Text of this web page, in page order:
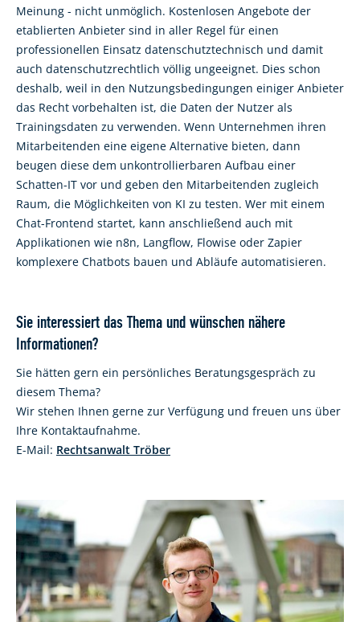
Meinung - nicht unmöglich. Kostenlosen Angebote der
etablierten Anbieter sind in aller Regel für einen
professionellen Einsatz datenschutztechnisch und damit
auch datenschutzrechtlich völlig ungeeignet. Dies schon
deshalb, weil in den Nutzungsbedingungen einiger Anbieter
das Recht vorbehalten ist, die Daten der Nutzer als
Trainingsdaten zu verwenden. Wenn Unternehmen ihren
Mitarbeitenden eine eigene Alternative bieten, dann
beugen diese dem unkontrollierbaren Aufbau einer
Schatten-IT vor und geben den Mitarbeitenden zugleich
Raum, die Möglichkeiten von KI zu testen. Wer mit einem
Chat-Frontend startet, kann anschließend auch mit
Applikationen wie n8n, Langflow, Flowise oder Zapier
komplexere Chatbots bauen und Abläufe automatisieren.
Sie interessiert das Thema und wünschen nähere
Informationen?
Sie hätten gern ein persönliches Beratungsgespräch zu
diesem Thema?
Wir stehen Ihnen gerne zur Verfügung und freuen uns über
Ihre Kontaktaufnahme.
E-Mail: Rechtsanwalt Tröber